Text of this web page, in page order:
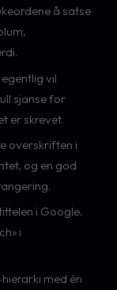
å satse
vil
sjanse for
er skrevet.
overskriften i
og en god
i Google.
i
med én